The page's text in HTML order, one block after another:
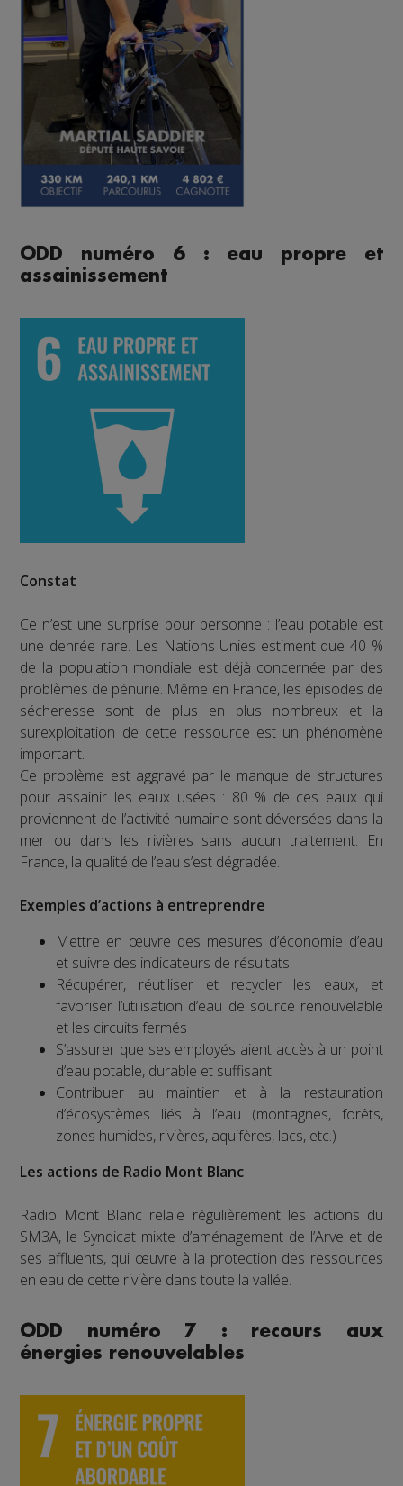
ODD numéro 6 : eau propre et
assainissement
Constat
Ce n’est une surprise pour personne : l’eau potable est
une denrée rare. Les Nations Unies estiment que 40 %
de la population mondiale est déjà concernée par des
problèmes de pénurie. Même en France, les épisodes de
sécheresse sont de plus en plus nombreux et la
surexploitation de cette ressource est un phénomène
important.
Ce problème est aggravé par le manque de structures
pour assainir les eaux usées : 80 % de ces eaux qui
proviennent de l’activité humaine sont déversées dans la
mer ou dans les rivières sans aucun traitement. En
France, la qualité de l’eau s’est dégradée.
Exemples d’actions à entreprendre
Mettre en œuvre des mesures d’économie d’eau
et suivre des indicateurs de résultats
Récupérer, réutiliser et recycler les eaux, et
favoriser l’utilisation d’eau de source renouvelable
et les circuits fermés
S’assurer que ses employés aient accès à un point
d’eau potable, durable et suffisant
Contribuer au maintien et à la restauration
d’écosystèmes liés à l’eau (montagnes, forêts,
zones humides, rivières, aquifères, lacs, etc.)
Les actions de Radio Mont Blanc
Radio Mont Blanc relaie régulièrement les actions du
SM3A, le Syndicat mixte d’aménagement de l’Arve et de
ses affluents, qui œuvre à la protection des ressources
en eau de cette rivière dans toute la vallée.
ODD numéro 7 : recours aux
énergies renouvelables